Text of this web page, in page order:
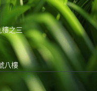
之三
八樓